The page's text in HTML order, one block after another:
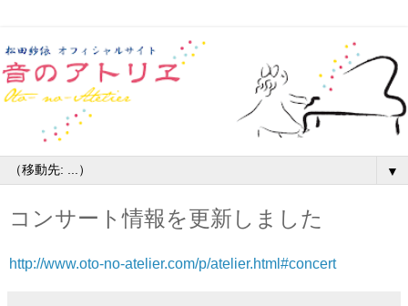
▼
コンサート情報を更新しました
http://www.oto-no-atelier.com/p/atelier.html#concert